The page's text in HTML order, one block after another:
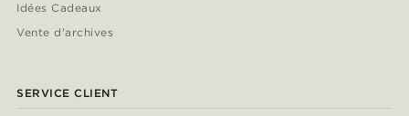
Idées Cadeaux
Vente d'archives
SERVICE CLIENT